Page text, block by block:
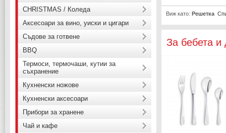
Виж като: Решетка
За бебета и
CHRISTMAS / Коледа
Аксесоари за вино, уиски и цигари
Съдове за готвене
BBQ
Термоси, термочаши, кутии за
съхранение
Кухненски ножове
Кухненски аксесоари
Прибори за хранене
Чай и кафе